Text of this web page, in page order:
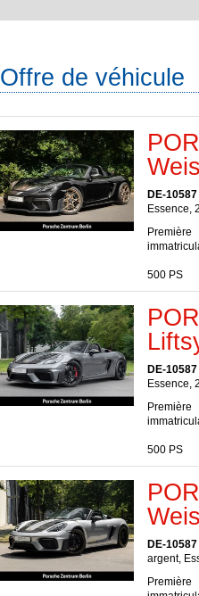
Offre de véhicule
DE-
Essence,
Première
500 PS
DE-
Essence,
Première
500 PS
DE-
argent,
Première